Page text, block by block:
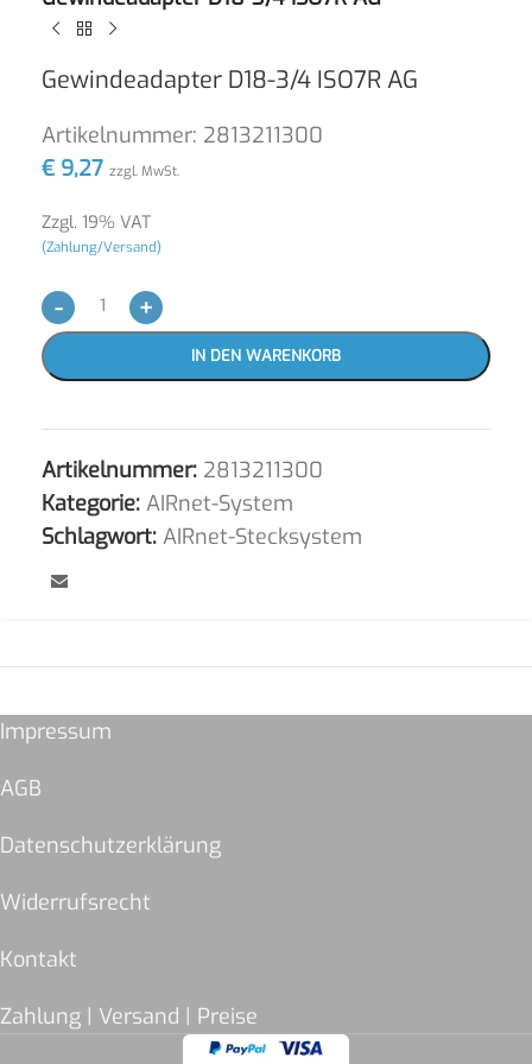
Gewindeadapter D18-3/4 ISO7R AG
Artikelnummer: 2813211300
€ 9,27 zzgl. MwSt.
Zzgl. 19% VAT
(Zahlung/Versand)
- +
IN DEN WARENKORB
Artikelnummer: 2813211300
Kategorie: AIRnet-System
Schlagwort: AIRnet-Stecksystem
Impressum
AGB
Datenschutzerklärung
Widerrufsrecht
Kontakt
Zahlung | Versand | Preise